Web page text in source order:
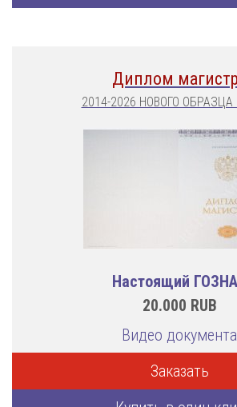
Диплом
2014-2026 НОВОГО ОБРАЗЦА
Настоящий
20.000 RUB
Видео документа
Заказать